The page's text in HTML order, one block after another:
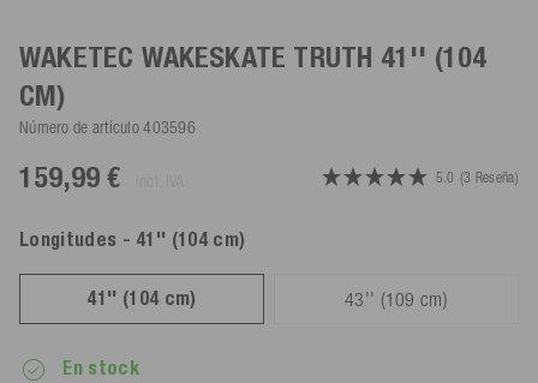
WAKETEC WAKESKATE TRUTH 41'' (104
CM)
Número de artículo 403596
159,99 € 5.0 (3 Reseña)
Longitudes - 41'' (104 cm)
41'' (104 cm) 43'' (109 cm)
En stock